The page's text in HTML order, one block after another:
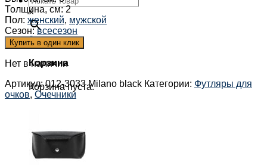
×
0
Корзина
Корзина пуста.
Толщина, см:2
Пол: женский, мужской
Сезон:всесезон
Купить в один клик
Нет в наличии
Артикул:012-3033 Milano black Категории: Футляры для
очков, Очечники